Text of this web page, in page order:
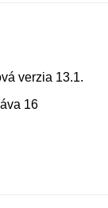
verzia 13.1.
16